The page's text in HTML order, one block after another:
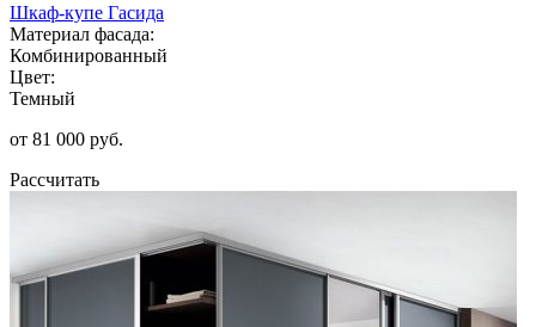
Шкаф-купе Гасида
Материал фасада:
Комбинированный
Цвет:
Темный
от 81 000 руб.
Рассчитать